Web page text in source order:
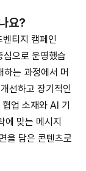
요?
티지 캠페인
으로 운영했습
하는 과정에서 머
선하고 장기적인
업 소재와 AI 기
에 맞는 메시지
을 담은 콘텐츠로